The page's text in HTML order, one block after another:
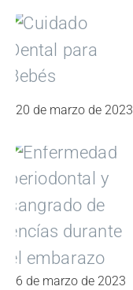
20 de marzo de 2023
6 de marzo de 2023